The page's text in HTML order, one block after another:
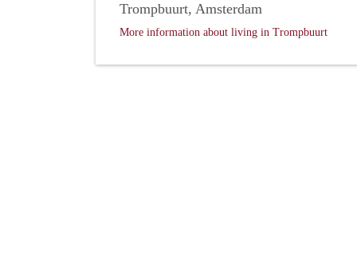
Trompbuurt, Amsterdam
More information about living in Trompbuurt